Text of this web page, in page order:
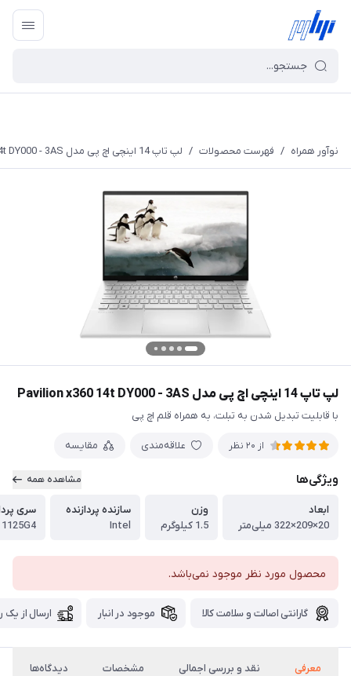
نوآور همراه / فهرست محصولات / لپ تاپ 14 اینچی اچ پی مدل Pavilion x360 14t DY000 - 3AS
لپ تاپ 14 اینچی اچ پی مدل Pavilion x360 14t DY000 - 3AS
با قابلیت تبدیل شدن به تبلت، به همراه قلم اچ پی
از 20 نظر علاقه‌مندی مقایسه
ویژگی‌ها مشاهده همه
ابعاد
20×209×322 میلی‌متر
وزن
1.5 کیلوگرم
سازنده پردازنده
Intel
سری
محصول مورد نظر موجود نمی‌باشد.
گارانتی اصالت و سلامت کالا موجود در انبار ارسال از یک
معرفی نقد و بررسی اجمالی مشخصات دیدگاه‌ها